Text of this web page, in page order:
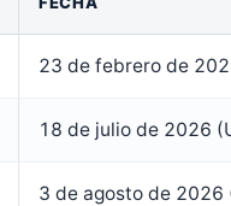
23 de febrero de
18 de julio de 2026
3 de agosto de 2026